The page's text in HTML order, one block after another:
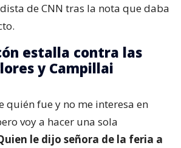
de CNN tras la nota que daba
estalla contra las
y Campillai
quién fue y no me interesa en
voy a hacer una sola
le dijo señora de la feria a